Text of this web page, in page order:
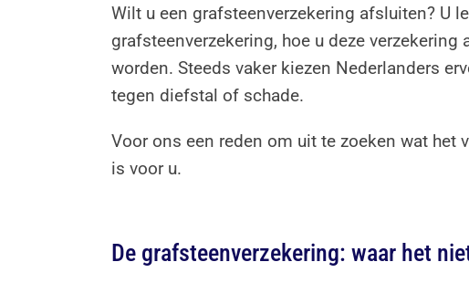
Wilt u een grafsteenverzekering afsluiten? U
grafsteenverzekering, hoe u deze
worden. Steeds vaker kiezen Nederlanders
tegen diefstal of schade.
Voor ons een reden om uit te zoeken wat het
is voor u.
De grafsteenverzekering: waar het